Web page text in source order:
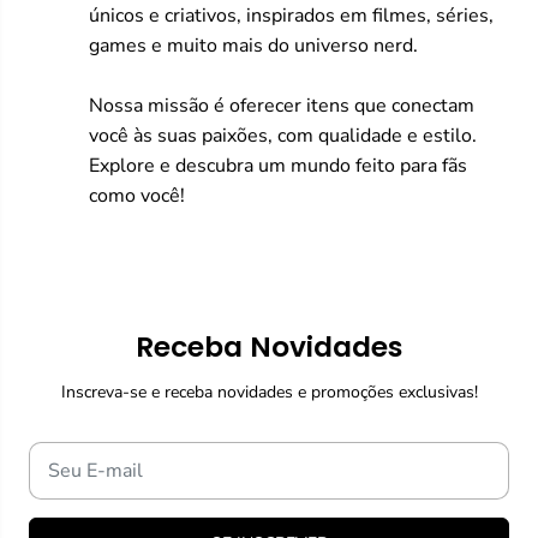
únicos e criativos, inspirados em filmes, séries,
games e muito mais do universo nerd.
Nossa missão é oferecer itens que conectam
você às suas paixões, com qualidade e estilo.
Explore e descubra um mundo feito para fãs
como você!
Receba Novidades
Inscreva-se e receba novidades e promoções exclusivas!